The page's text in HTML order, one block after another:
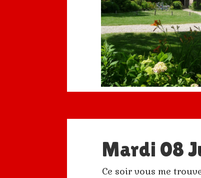
Mardi 08
Ce soir vous me